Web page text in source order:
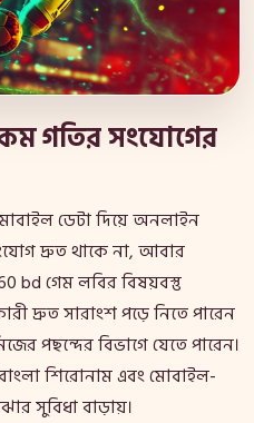
গতির সংযোগের
ডেটা দিয়ে অনলাইন
দ্রুত থাকে না, আবার
bd গেম লবির বিষয়বস্তু
দ্রুত সারাংশ পড়ে নিতে পারেন
পছন্দের বিভাগে যেতে পারেন।
শিরোনাম এবং মোবাইল-
সুবিধা বাড়ায়।